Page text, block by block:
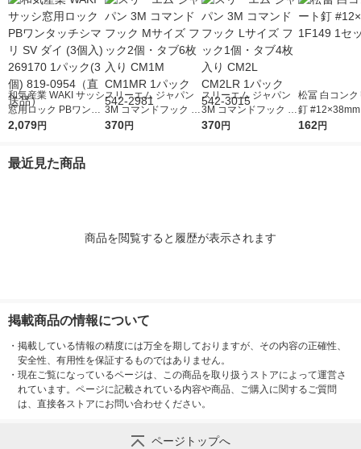
和気産業 WAKI サッシ
窓用ロック PBワンタ
ッチシマリ SV ダイ (3
品）
2,079円
スリーエム ジャパン
3M コマンドフック M
サイズ フック2個・タ
370円
スリーエム ジャパン
3M コマンドフック L
サイズ フック1個・タ
370円
松冨 白コンク
釘
1セット
162円
最近見た商品
商品を閲覧すると履歴が表示されます
掲載商品の情報について
・ 掲載している情報の精度には万全を期しておりますが、その内容の正確性、
安全性、有用性を保証するものではありません。
・ 現在ご覧になっているページは、この商品を取り扱うストアによって運営さ
れています。ページに記載されている内容や商品、ご購入に関するご質問
は、直接各ストアにお問い合わせください。
ページトップへ